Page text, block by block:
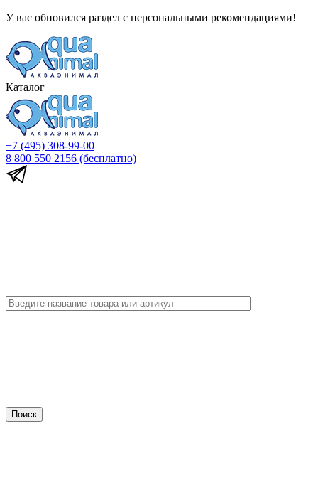
У вас обновился раздел с персональными рекомендациями!
Каталог
+7 (495) 308-99-00
8 800 550 2156 (бесплатно)